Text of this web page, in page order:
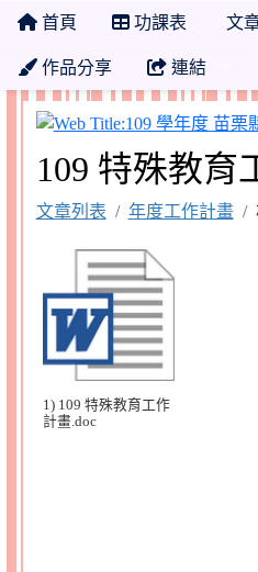
首頁 功課表 文
作品分享 連結
109 特殊教育
文章列表 年度工作計畫
1) 109 特殊教育工作
計畫.doc